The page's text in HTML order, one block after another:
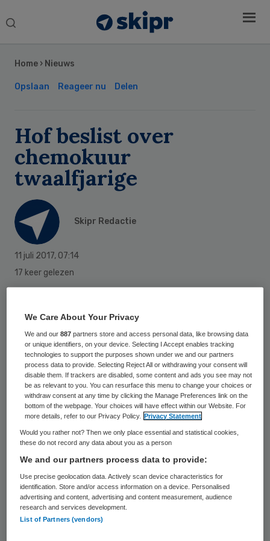
Search
Home › Nieuws
Opslaan Reageer nu Delen
Hof beslist over
chemokuur
twaalfjarige
Skipr Redactie
11 juli 2017, 07:14
17 keer gelezen
Noord-Holland die geen verdere
behandeling tegen zijn ziekte wil
ondergaan, tegen zijn wil een chemokuur
volgen? Op deze moeilijke vraag komt
dinsdag een antwoord van het gerechtshof
in Amsterdam.
De vader van de jongen had eerder dit jaar
een rechtszaak aangespannen tegen de
stichting De Jeugd- en Gezinsbeschermers.
Die heeft toezicht op het kind. De rechter
oordeelde afgelopen mei dat het patiëntje
Sidebar
We Care About Your Privacy
We and our887 partners store and access personal data, like browsing data
or unique identifiers, on your device. Selecting I Accept enables tracking
technologies to support the purposes shown under we and our partners
process data to provide. Selecting Reject All or withdrawing your consent will
disable them. If trackers are disabled, some content and ads you see may not
be as relevant to you. You can resurface this menu to change your choices or
withdraw consent at any time by clicking the Manage Preferences link on the
bottom of the webpage. Your choices will have effect within our Website. For
more details, refer to our Privacy Policy.
Privacy Statement
Would you rather not? Then we only place essential and statistical cookies,
these do not record any data about you as a person
We and our partners process data to provide:
Use precise geolocation data. Actively scan device characteristics for
identification. Store and/or access information on a device. Personalised
advertising and content, advertising and content measurement, audience
research and services development.
List of Partners (vendors)